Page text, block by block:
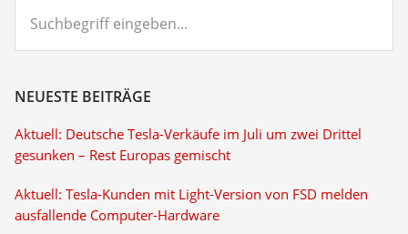
eingeben...
NEUESTE BEITRÄGE
Aktuell: Deutsche Tesla-Verkäufe im Juli um zwei Drittel
gesunken – Rest Europas gemischt
Aktuell: Tesla-Kunden mit Light-Version von FSD melden
ausfallende Computer-Hardware